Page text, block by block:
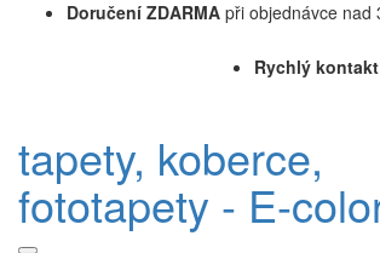
Doručení ZDARMA při objednávce nad
Rychlý kontakt
tapety, koberce,
fototapety - E-